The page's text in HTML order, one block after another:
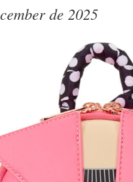
de 2025